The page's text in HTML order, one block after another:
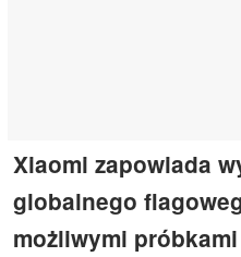
Xiaomi zapowiada
globalnego
możliwymi